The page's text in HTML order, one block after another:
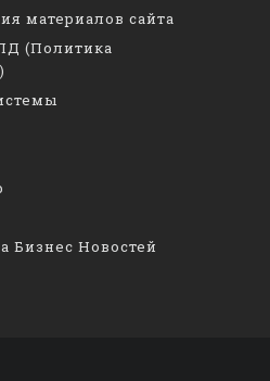
материалов сайта
(Политика
Бизнес Новостей